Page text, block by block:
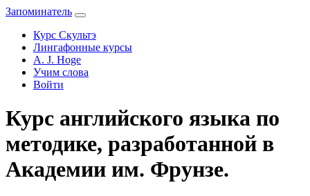
Запоминатель
Курс Скультэ
Лингафонные курсы
A. J. Hoge
Учим слова
Войти
Курс английского языка по
методике, разработанной в
Академии им. Фрунзе.